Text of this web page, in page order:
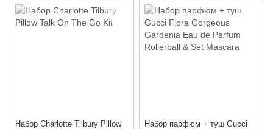
Набор Charlotte Tilbury Pillow
Набор парфюм + туш Gucci